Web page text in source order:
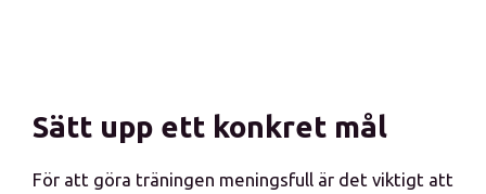
Sätt upp ett konkret mål
För att göra träningen meningsfull är det viktigt att